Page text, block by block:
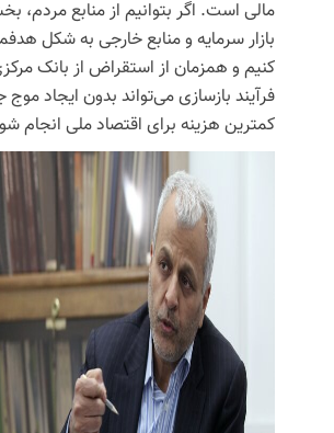
مالی است. اگر بتوانیم از منابع
بازار سرمایه و منابع خارجی به شکل
کنیم و همزمان از استقراض از بانک
فرآیند بازسازی می‌تواند بدون ایجاد موج
کمترین هزینه برای اقتصاد ملی انجام